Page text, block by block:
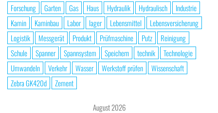
Forschung
Garten Gas Haus Hydraulik Hydraulisch
Industrie
Kamin
Kaminbau Labor lager Lebensmittel
Lebensversicherung
Logistik
Messgerät Produkt Prüfmaschine Putz
Reinigung
Schule
Spanner Spannsystem Speichern technik
Technologie
Umwandeln
Verkehr Wasser Werkstoff prüfen
Wissenschaft
Zebra GK420d
Zement
August 2026